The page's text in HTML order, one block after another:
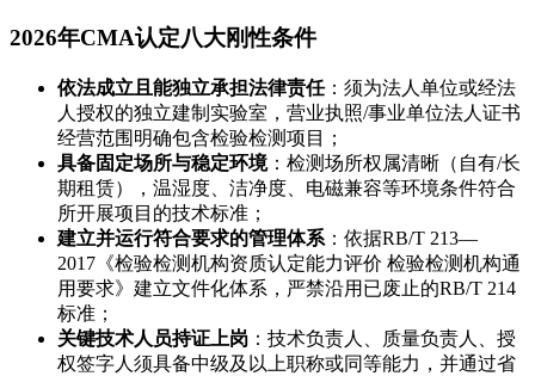
2026年CMA认定八大刚性条件
依法成立且能独立承担法律责任：须为法人单位或经法
人授权的独立建制实验室，营业执照/事业单位法人证书
经营范围明确包含检验检测项目；
具备固定场所与稳定环境：检测场所权属清晰（自有/长
期租赁），温湿度、洁净度、电磁兼容等环境条件符合
所开展项目的技术标准；
建立并运行符合要求的管理体系 ：依据RB/T 213—
2017《检验检测机构资质认定能力评价 检验检测机构通
用要求》建立文件化体系，严禁沿用已废止的RB/T 214
标准；
关键技术人员持证上岗 ：技术负责人、质量负责人、授
权签字人须具备中级及以上职称或同等能力，并通过省